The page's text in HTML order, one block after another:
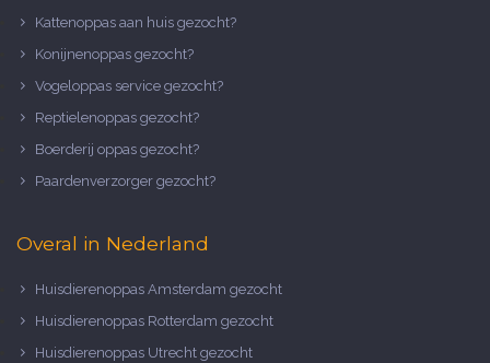
Kattenoppas aan huis gezocht?
Konijnenoppas gezocht?
Vogeloppas service gezocht?
Reptielenoppas gezocht?
Boerderij oppas gezocht?
Paardenverzorger gezocht?
Overal in Nederland
Huisdierenoppas Amsterdam gezocht
Huisdierenoppas Rotterdam gezocht
Huisdierenoppas Utrecht gezocht